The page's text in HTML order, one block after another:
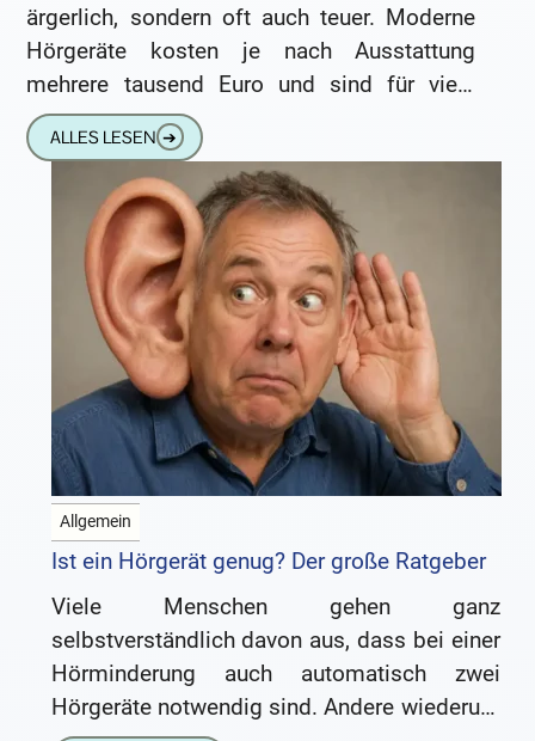
ärgerlich, sondern oft auch teuer. Moderne
Hörgeräte kosten je nach Ausstattung
mehrere tausend Euro und sind für viele
Menschen unverzichtbar. Umso wichtiger ist
es,
ALLES LESEN ➔
Allgemein
Ist ein Hörgerät genug? Der große Ratgeber
Viele Menschen gehen ganz
selbstverständlich davon aus, dass bei einer
Hörminderung auch automatisch zwei
Hörgeräte notwendig sind. Andere wiederum